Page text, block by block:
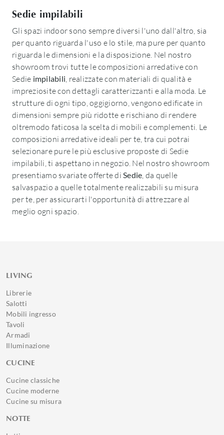
Sedie impilabili
Gli spazi indoor sono sempre diversi l'uno dall'altro, sia
per quanto riguarda l'uso e lo stile, ma pure per quanto
riguarda le dimensioni e la disposizione. Nel nostro
showroom trovi tutte le composizioni arredative con
Sedie impilabili, realizzate con materiali di qualità e
impreziosite con dettagli caratterizzanti e alla moda. Le
strutture di ogni tipo, oggigiorno, vengono edificate in
dimensioni sempre più ridotte e rischiano di rendere
oltremodo faticosa la scelta di mobili e complementi. Le
composizioni arredative ideali per te, tra cui potrai
selezionare pure le più esclusive proposte di Sedie
impilabili, ti aspettano in negozio. Nel nostro showroom
presentiamo svariate offerte di Sedie, da quelle
salvaspazio a quelle totalmente realizzabili su misura
per te, per assicurarti l'opportunità di attrezzare al
meglio ogni spazio.
LIVING
Librerie
Salotti
Mobili ingresso
Tavoli
Armadi
Illuminazione
CUCINE
Cucine classiche
Cucine moderne
Cucine su misura
NOTTE